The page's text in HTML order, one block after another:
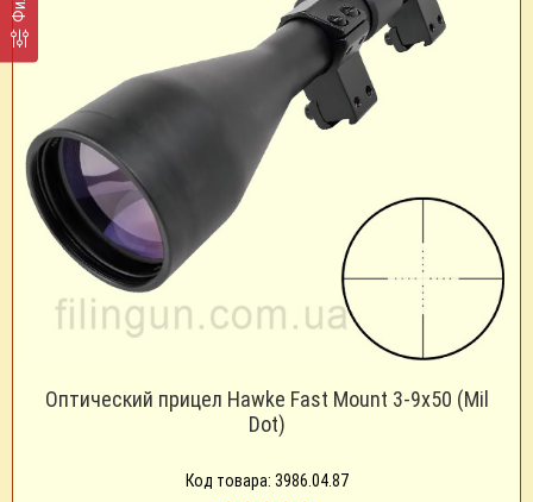
Оптический прицел Hawke Fast Mount 3-9x50 (Mil
Dot)
Код товара: 3986.04.87